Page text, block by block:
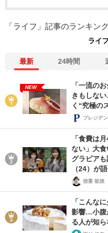
「ライフ」記事のランキン
ライフ
最新 24時間
NEW
「一流の
きもしな
く“究極の
プレジデ
「食費は
ない」大
グラビア
（24）が
徳重 龍徳
「こんな
影響…小腹
る人が知ら